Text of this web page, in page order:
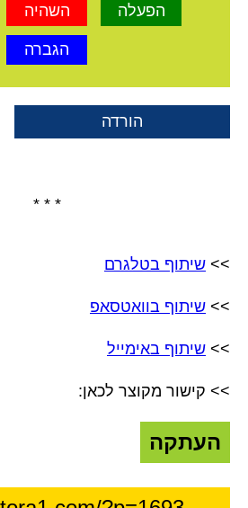
הפעלה השהיה
הגברה
הורדה
* * *
>> שיתוף בטלגרם
>> שיתוף בוואטסאפ
>> שיתוף באימייל
>> קישור מקוצר לכאן:
העתקה